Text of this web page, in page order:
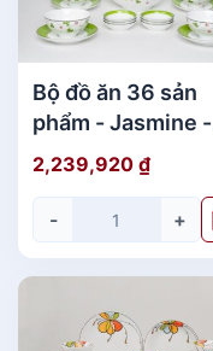
Đ
i
n
T
h
à
n
h
P
Bộ đồ ăn 36 sản
phẩm - Jasmine -
Hoa May Mắn
2,239,920 ₫
- +